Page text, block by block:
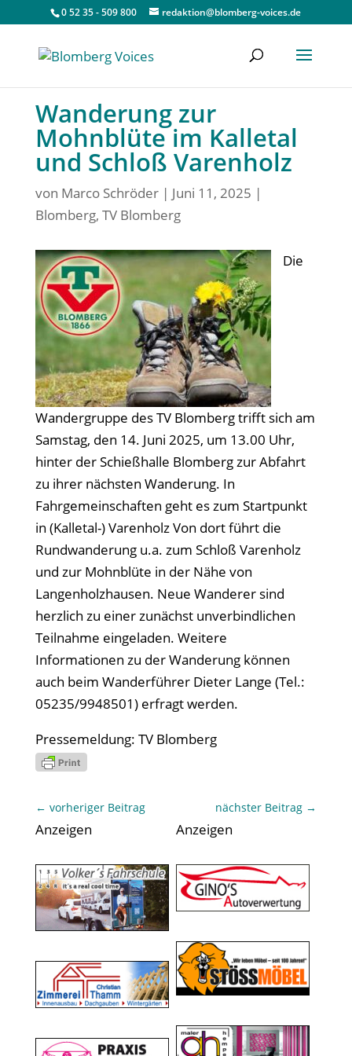
0 52 35 - 509 800 redaktion@blomberg-voices.de
Wanderung zur
Mohnblüte im Kalletal
und Schloß Varenholz
von Marco Schröder| Juni 11, 2025 |
Blomberg, TV Blomberg
Die
Wandergruppe des TV Blomberg trifft sich am
Samstag, den 14. Juni 2025, um 13.00 Uhr,
hinter der Schießhalle Blomberg zur Abfahrt
zu ihrer nächsten Wanderung. In
Fahrgemeinschaften geht es zum Startpunkt
in (Kalletal-) Varenholz Von dort führt die
Rundwanderung u.a. zum Schloß Varenholz
und zur Mohnblüte in der Nähe von
Langenholzhausen. Neue Wanderer sind
herzlich zu einer zunächst unverbindlichen
Teilnahme eingeladen. Weitere
Informationen zu der Wanderung können
auch beim Wanderführer Dieter Lange (Tel.:
05235/9948501) erfragt werden.
Pressemeldung: TV Blomberg
← vorheriger Beitrag nächster Beitrag →
Anzeigen Anzeigen